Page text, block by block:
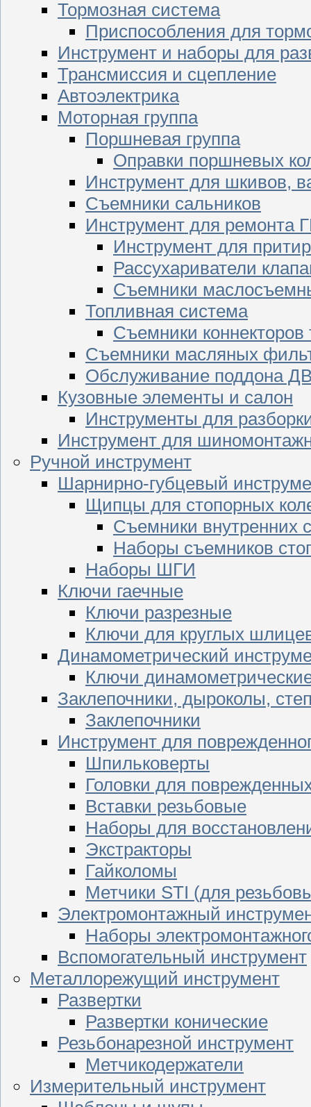
Тормозная система
Приспособления для
Инструмент и наборы для
Трансмиссия и сцепление
Автоэлектрика
Моторная группа
Поршневая группа
Оправки поршневых
Инструмент для шкивов,
Съемники сальников
Инструмент для ремонта
Инструмент для
Рассухариватели
Съемники
Топливная система
Съемники
Съемники масляных
Обслуживание поддона
Кузовные элементы и салон
Инструменты для
Инструмент для
Ручной инструмент
Шарнирно-губцевый
Щипцы для стопорных
Съемники внутренних
Наборы съемников
Наборы ШГИ
Ключи гаечные
Ключи разрезные
Ключи для круглых
Динамометрический
Ключи
Заклепочники, дыроколы,
Заклепочники
Инструмент для
Шпильковерты
Головки для
Вставки резьбовые
Наборы для
Экстракторы
Гайколомы
Метчики STI (для
Электромонтажный
Наборы
Вспомогательный инструмент
Металлорежущий инструмент
Развертки
Развертки конические
Резьбонарезной инструмент
Метчикодержатели
Измерительный инструмент